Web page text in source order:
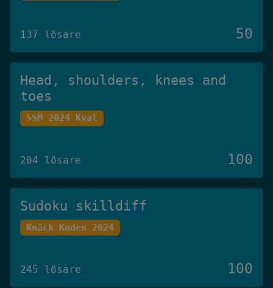
137 lösare 50
Head, shoulders, knees and
toes
SSM 2024 Kval
204 lösare 100
Sudoku skilldiff
Knäck Koden 2024
245 lösare 100